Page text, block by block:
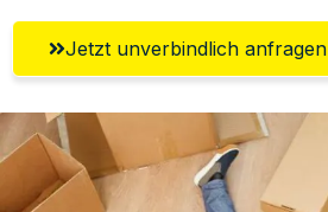
Jetzt unverbindlich anfragen